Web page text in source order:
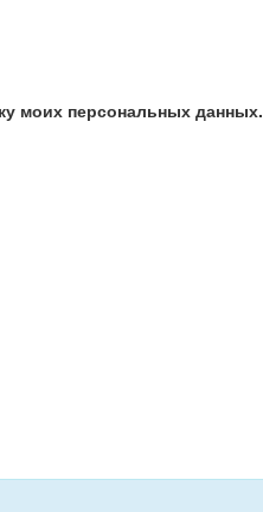
моих персональных данных.